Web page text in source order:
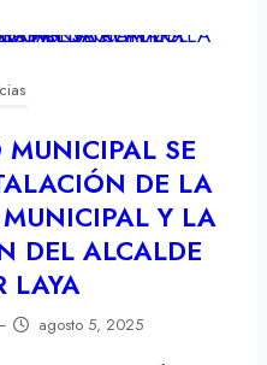
MUNICIPAL SE
DE LA
Y LA
DEL ALCALDE
LAYA
agosto 5, 2025